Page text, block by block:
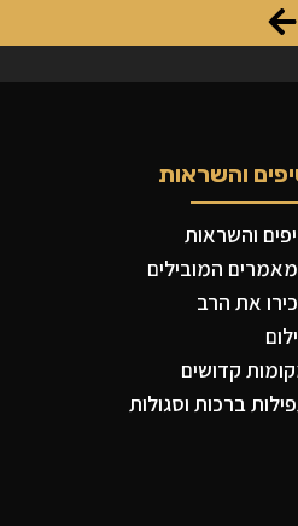
והשראות
והשראות
המובילים
את הרב
קדושים
ברכות וסגולות